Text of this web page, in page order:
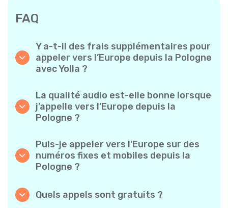
FAQ
Y a-t-il des frais supplémentaires pour
appeler vers l’Europe depuis la Pologne
avec Yolla ?
à la minute – vous ne payez que pour le temps
de conversation. Aucun frais caché, aucun
abonnement mensuel obligatoire ni frais de
mise en service.
La qualité audio est-elle bonne lorsque
j’appelle vers l’Europe depuis la
Pologne ?
supérieure pour tous les appels, ce qui donne
l’impression de parler à quelqu’un de votre
quartier, même s’il est à l’autre bout du
monde.
Puis-je appeler vers l’Europe sur des
numéros fixes et mobiles depuis la
Pologne ?
téléphones classiques – vous pouvez donc
Quels appels sont gratuits ?